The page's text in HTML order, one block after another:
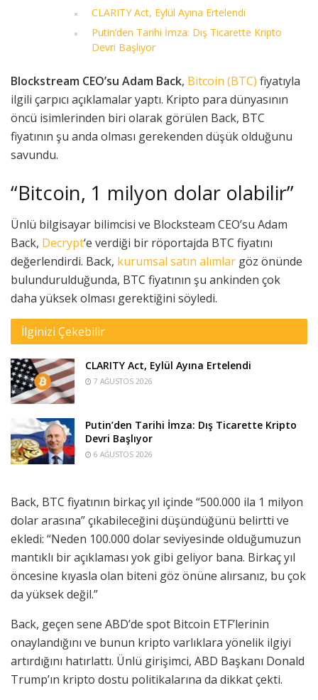
CLARITY Act, Eylül Ayına Ertelendi
Putin’den Tarihi İmza: Dış Ticarette Kripto
Devri Başlıyor
Blockstream CEO’su Adam Back, Bitcoin (BTC) fiyatıyla
ilgili çarpıcı açıklamalar yaptı. Kripto para dünyasının
öncü isimlerinden biri olarak görülen Back, BTC
fiyatının şu anda olması gerekenden düşük olduğunu
savundu.
“Bitcoin, 1 milyon dolar olabilir”
Ünlü bilgisayar bilimcisi ve Blocksteam CEO’su Adam
Back, Decrypt‘e verdiği bir röportajda BTC fiyatını
değerlendirdi. Back, kurumsal satın alımlar göz önünde
bulundurulduğunda, BTC fiyatının şu ankinden çok
daha yüksek olması gerektiğini söyledi.
İlginizi Çekebilir
CLARITY Act, Eylül Ayına Ertelendi
7 AĞUSTOS 2026
Putin’den Tarihi İmza: Dış Ticarette Kripto
Devri Başlıyor
6 AĞUSTOS 2026
Back, BTC fiyatının birkaç yıl içinde “500.000 ila 1 milyon
dolar arasına” çıkabileceğini düşündüğünü belirtti ve
ekledi: “Neden 100.000 dolar seviyesinde olduğumuzun
mantıklı bir açıklaması yok gibi geliyor bana. Birkaç yıl
öncesine kıyasla olan biteni göz önüne alırsanız, bu çok
da yüksek değil.”
Back, geçen sene ABD’de spot Bitcoin ETF’lerinin
onaylandığını ve bunun kripto varlıklara yönelik ilgiyi
artırdığını hatırlattı. Ünlü girişimci, ABD Başkanı Donald
Trump’ın kripto dostu politikalarına da dikkat çekti.